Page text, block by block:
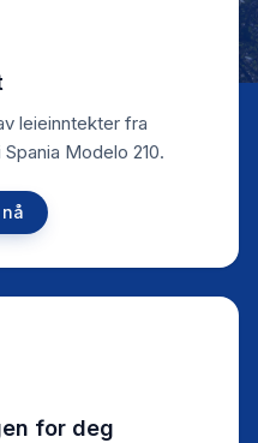
leieinntekter fra
Modelo 210.
for deg